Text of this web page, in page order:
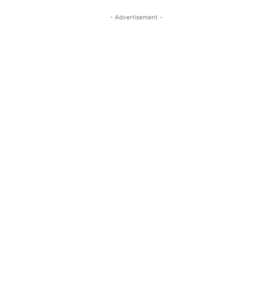
- Advertisement -